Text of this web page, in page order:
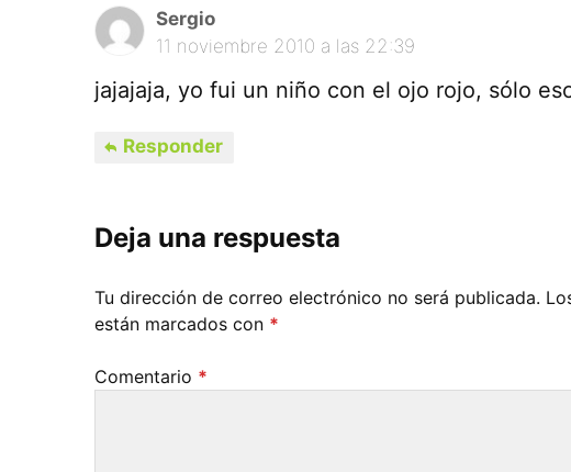
Sergio
11 noviembre 2010 a las 22:39
jajajaja, yo fui un niño con el ojo rojo, sólo
Responder
Deja una respuesta
Tu dirección de correo electrónico no será publicada.
están marcados con *
Comentario *